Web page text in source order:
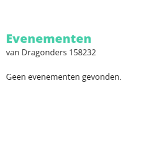
Evenementen
van Dragonders 158232
Geen evenementen gevonden.